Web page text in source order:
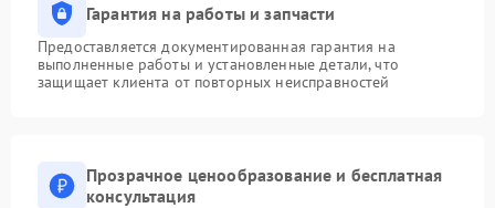
Гарантия на работы и запчасти
Предоставляется документированная гарантия на
выполненные работы и установленные детали, что
защищает клиента от повторных неисправностей
Прозрачное ценообразование и бесплатная
консультация